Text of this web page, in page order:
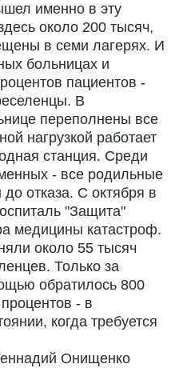
именно в эту
около 200 тысяч,
в семи лагерях. И
больницах и
пациентов -
В
переполнены все
нагрузкой работает
станция. Среди
- все родильные
отказа. С октября в
"Защита"
медицины катастроф.
около 55 тысяч
Только за
обратилось 800
- в
когда требуется
Онищенко